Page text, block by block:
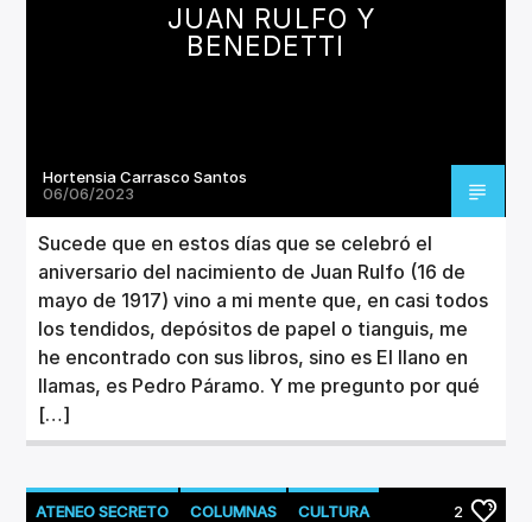
JUAN RULFO Y
BENEDETTI
Hortensia Carrasco Santos
06/06/2023
Sucede que en estos días que se celebró el
aniversario del nacimiento de Juan Rulfo (16 de
mayo de 1917) vino a mi mente que, en casi todos
los tendidos, depósitos de papel o tianguis, me
he encontrado con sus libros, sino es El llano en
llamas, es Pedro Páramo. Y me pregunto por qué
[…]
ATENEO SECRETO COLUMNAS CULTURA 2